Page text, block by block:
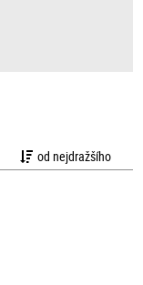
od nejdražšího